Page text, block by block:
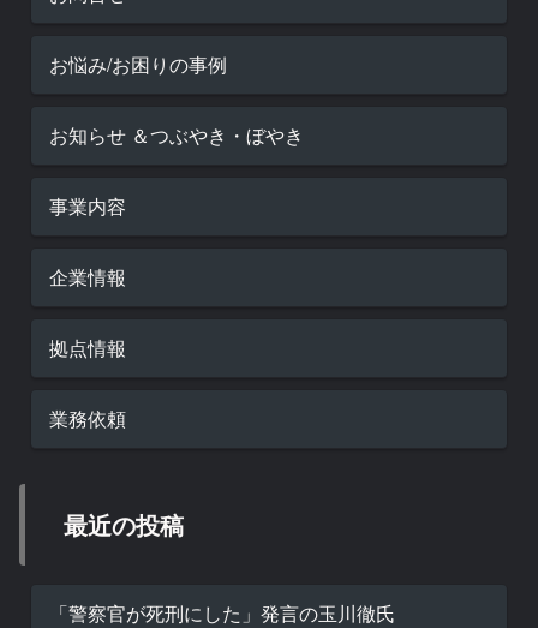
お悩み/お困りの事例
お知らせ ＆つぶやき・ぼやき
事業内容
企業情報
拠点情報
業務依頼
最近の投稿
「警察官が死刑にした」発言の玉川徹氏